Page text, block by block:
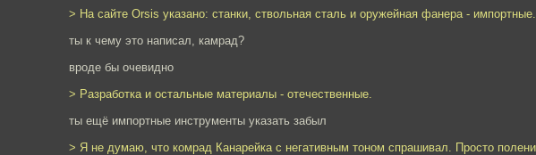
> На сайте Orsis указано: станки, ствольная сталь и оружейная фанера - импортные.
ты к чему это написал, камрад?
вроде бы очевидно
> Разработка и остальные материалы - отечественные.
ты ещё импортные инструменты указать забыл
> Я не думаю, что комрад Канарейка с негативным тоном спрашивал. Просто